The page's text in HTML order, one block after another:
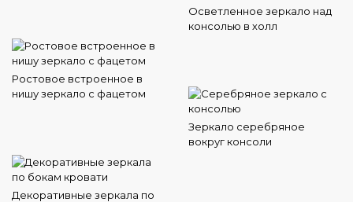
Осветленное зеркало над
консолью в холл
Ростовое встроенное в
нишу зеркало с фацетом
Зеркало серебряное
вокруг консоли
Декоративные зеркала по